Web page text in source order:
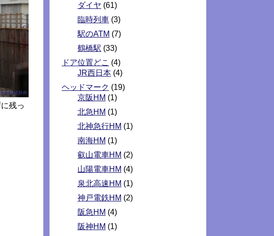
残っ
ダイヤ (61)
臨時列車 (3)
駅のATM (7)
鶴橋駅 (33)
ドア位置どこ (4)
JR西日本 (4)
ヘッドマーク (19)
京阪HM (1)
北急HM (1)
北神急行HM (1)
南海HM (1)
叡山電車HM (2)
山陽電車HM (4)
泉北高速HM (1)
神戸電鉄HM (2)
阪急HM (4)
阪神HM (1)